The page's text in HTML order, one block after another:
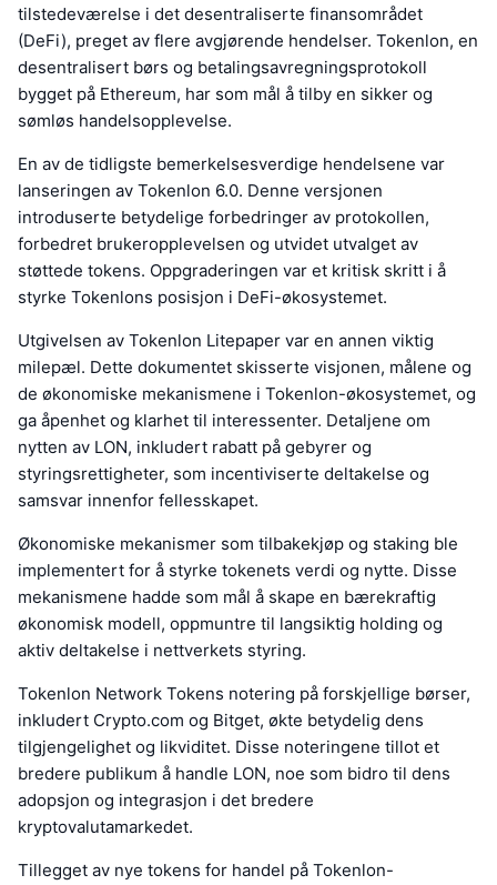
tilstedeværelse i det desentraliserte finansområdet
(DeFi), preget av flere avgjørende hendelser. Tokenlon, en
desentralisert børs og betalingsavregningsprotokoll
bygget på Ethereum, har som mål å tilby en sikker og
sømløs handelsopplevelse.
En av de tidligste bemerkelsesverdige hendelsene var
lanseringen av Tokenlon 6.0. Denne versjonen
introduserte betydelige forbedringer av protokollen,
forbedret brukeropplevelsen og utvidet utvalget av
støttede tokens. Oppgraderingen var et kritisk skritt i å
styrke Tokenlons posisjon i DeFi-økosystemet.
Utgivelsen av Tokenlon Litepaper var en annen viktig
milepæl. Dette dokumentet skisserte visjonen, målene og
de økonomiske mekanismene i Tokenlon-økosystemet, og
ga åpenhet og klarhet til interessenter. Detaljene om
nytten av LON, inkludert rabatt på gebyrer og
styringsrettigheter, som incentiviserte deltakelse og
samsvar innenfor fellesskapet.
Økonomiske mekanismer som tilbakekjøp og staking ble
implementert for å styrke tokenets verdi og nytte. Disse
mekanismene hadde som mål å skape en bærekraftig
økonomisk modell, oppmuntre til langsiktig holding og
aktiv deltakelse i nettverkets styring.
Tokenlon Network Tokens notering på forskjellige børser,
inkludert Crypto.com og Bitget, økte betydelig dens
tilgjengelighet og likviditet. Disse noteringene tillot et
bredere publikum å handle LON, noe som bidro til dens
adopsjon og integrasjon i det bredere
kryptovalutamarkedet.
Tillegget av nye tokens for handel på Tokenlon-